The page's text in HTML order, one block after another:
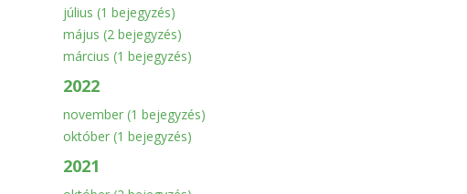
július (1 bejegyzés)
május (2 bejegyzés)
március (1 bejegyzés)
2022
november (1 bejegyzés)
október (1 bejegyzés)
2021